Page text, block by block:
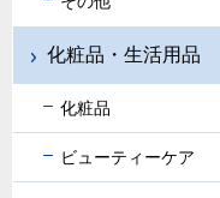
化粧品・生活用品
化粧品
ビューティーケア